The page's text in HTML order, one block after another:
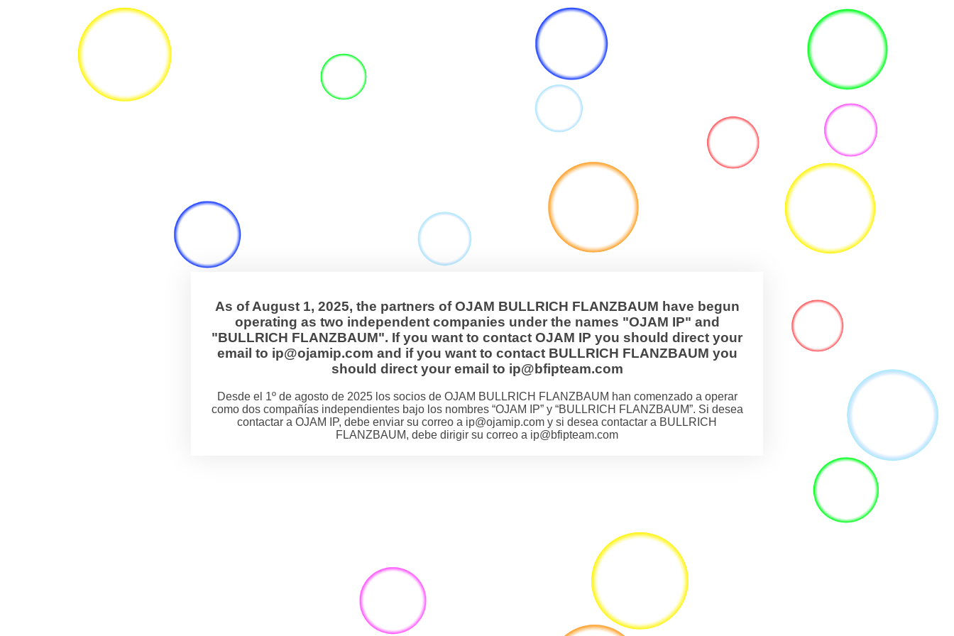
As of August 1, 2025, the partners of OJAM BULLRICH FLANZBAUM have begun
operating as two independent companies under the names "OJAM IP" and
"BULLRICH FLANZBAUM". If you want to contact OJAM IP you should direct your
email to ip@ojamip.com and if you want to contact BULLRICH FLANZBAUM you
should direct your email to ip@bfipteam.com
Desde el 1º de agosto de 2025 los socios de OJAM BULLRICH FLANZBAUM han comenzado a operar
como dos compañías independientes bajo los nombres “OJAM IP” y “BULLRICH FLANZBAUM”. Si desea
contactar a OJAM IP, debe enviar su correo a ip@ojamip.com y si desea contactar a BULLRICH
FLANZBAUM, debe dirigir su correo a ip@bfipteam.com